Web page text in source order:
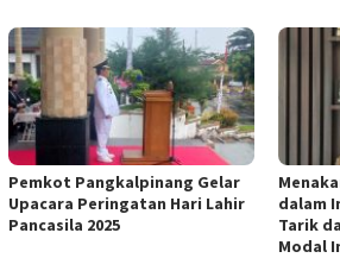
Pemkot Pangkalpinang Gelar
Upacara Peringatan Hari Lahir
Pancasila 2025
dalam
Tarik
Modal